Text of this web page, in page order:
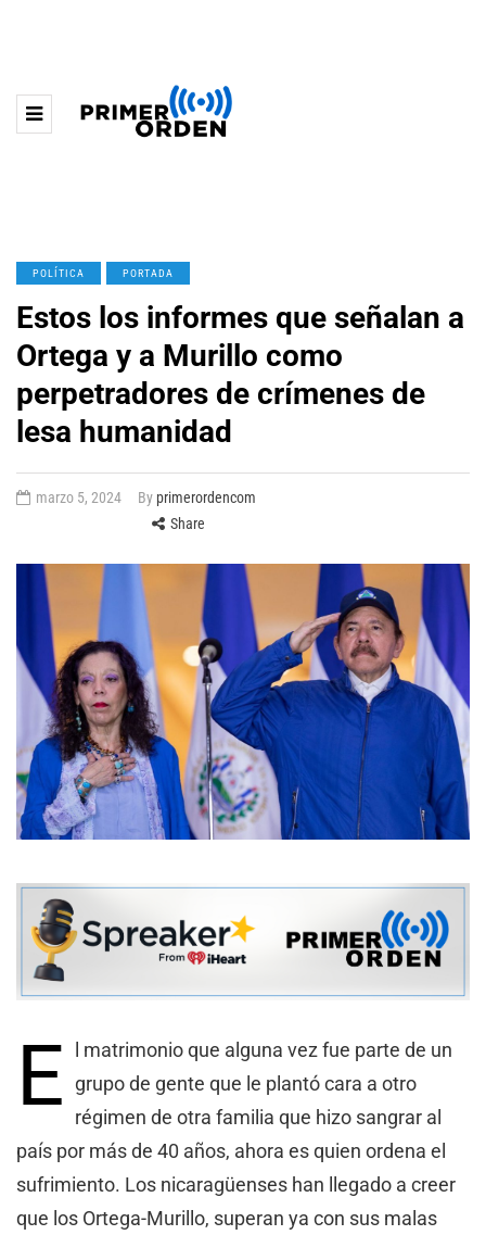
POLÍTICA PORTADA
Estos los informes que señalan a
Ortega y a Murillo como
perpetradores de crímenes de
lesa humanidad
marzo 5, 2024 By primerordencom
Share
E
l matrimonio que alguna vez fue parte de un
grupo de gente que le plantó cara a otro
régimen de otra familia que hizo sangrar al
país por más de 40 años, ahora es quien ordena el
sufrimiento. Los nicaragüenses han llegado a creer
que los Ortega-Murillo, superan ya con sus malas